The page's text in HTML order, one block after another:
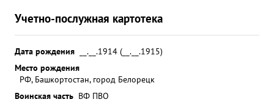
Учетно-послужная картотека
Дата рождения
__.__.1914 (__.__.1915)
Место рождения
РФ, Башкортостан, город Белорецк
Воинская часть ВФ ПВО